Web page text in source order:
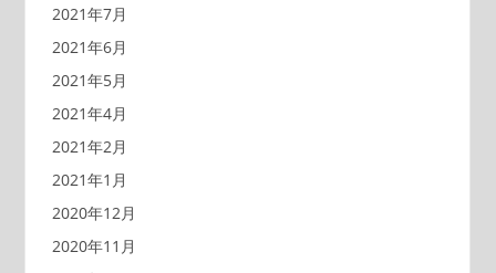
2021年7月
2021年6月
2021年5月
2021年4月
2021年2月
2021年1月
2020年12月
2020年11月